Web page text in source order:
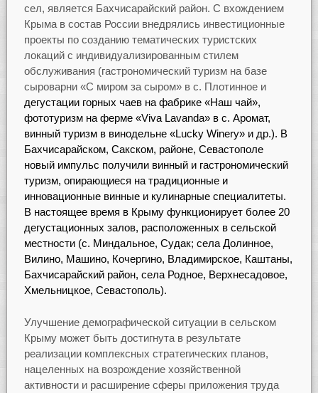
сел, является Бахчисарайский район. С вхождением
Крыма в состав России внедрялись инвестиционные
проекты по созданию тематических туристских
локаций с индивидуализированным стилем
обслуживания (гастрономический туризм на базе
сыроварни «С миром за сыром» в с. Плотинное и
дегустации горных чаев на фабрике «Наш чай»,
фототуризм на ферме «Viva Lavanda» в с. Аромат,
винный туризм в винодельне «Lucky Winery» и др.). В
Бахчисарайском, Сакском, районе, Севастополе
новый импульс получили винный и гастрономический
туризм, опирающиеся на традиционные и
инновационные винные и кулинарные специалитеты.
В настоящее время в Крыму функционирует более 20
дегустационных залов, расположенных в сельской
местности (с. Миндальное, Судак; села Долинное,
Вилино, Машино, Кочергино, Владимирское, Каштаны,
Бахчисарайский район, села Родное, Верхнесадовое,
Хмельницкое, Севастополь).
Улучшение демографической ситуации в сельском
Крыму может быть достигнута в результате
реализации комплексных стратегических планов,
нацеленных на возрождение хозяйственной
активности и расширение сферы приложения труда